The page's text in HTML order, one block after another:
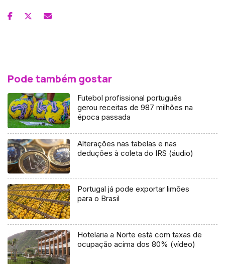
Pode também gostar
Futebol profissional português
gerou receitas de 987 milhões na
época passada
Alterações nas tabelas e nas
deduções à coleta do IRS (áudio)
Portugal já pode exportar limões
para o Brasil
Hotelaria a Norte está com taxas de
ocupação acima dos 80% (vídeo)